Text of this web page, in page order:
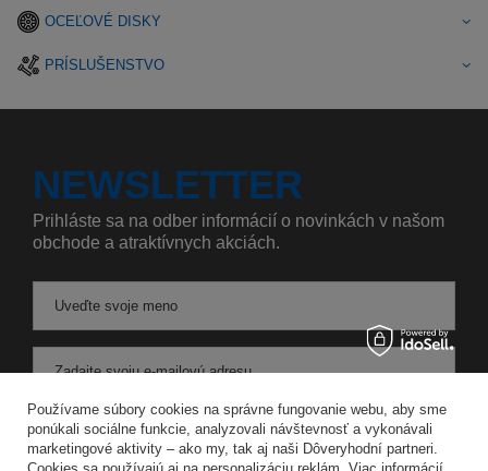
OCEĽOVÉ DISKY
PRÍSLUŠENSTVO
NEWSLETTER
Prihláste sa na odber informácií o novinkách v našom
obchode a atraktívnych akciách.
Uveďte svoje meno
Zadajte svoju e-mailovú adresu
Súhlasím so spracovaním svojich osobných údajov na účely a v rozsahu služby Newsletter v
Používame súbory cookies na správne fungovanie webu, aby sme
ponúkali sociálne funkcie, analyzovali návštevnosť a vykonávali
marketingové aktivity – ako my, tak aj naši Dôveryhodní partneri.